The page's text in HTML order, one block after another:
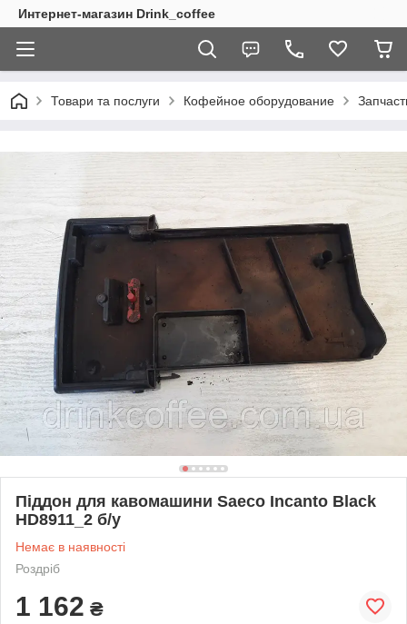
Интернет-магазин Drink_coffee
Товари та послуги Кофейное оборудование
Піддон для кавомашини Saeco Incanto Black
HD8911_2 б/у
Немає в наявності
Роздріб
1 162 ₴